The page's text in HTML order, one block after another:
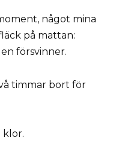
något mina
på mattan:
försvinner.
timmar bort för
klor.